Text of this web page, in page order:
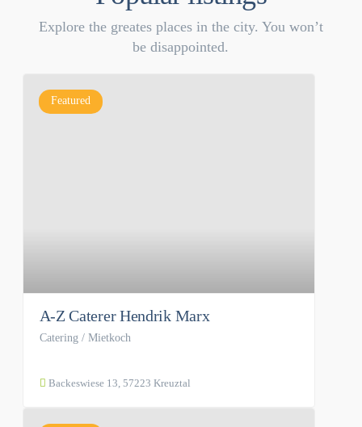
Explore the greates places in the city. You won’t
be disappointed.
Featured
A-Z Caterer Hendrik Marx
Catering / Mietkoch
Backeswiese 13, 57223 Kreuztal